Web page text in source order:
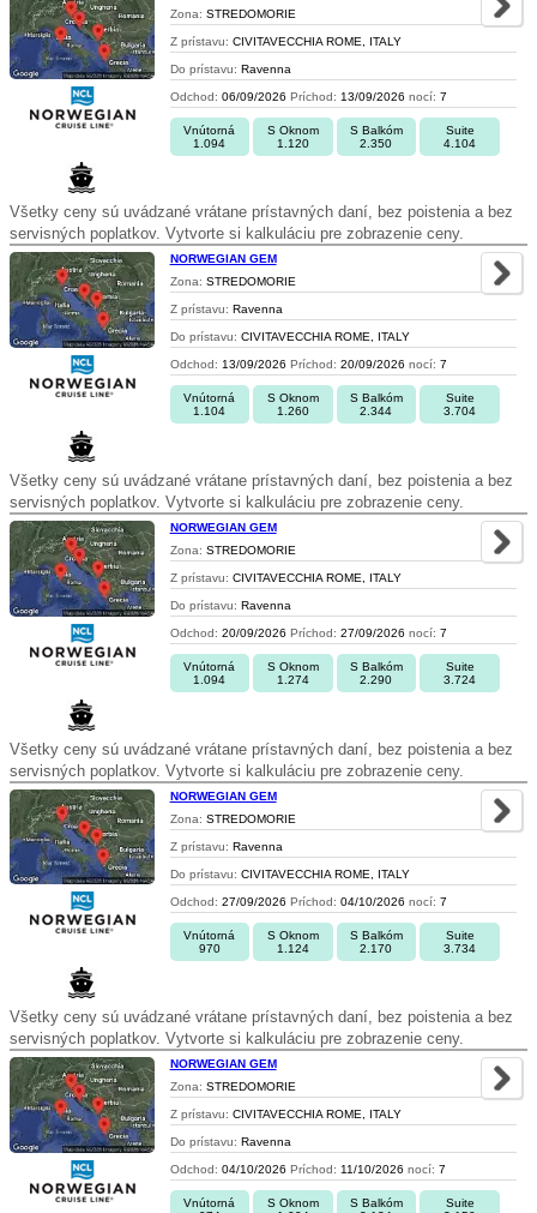
Zona: STREDOMORIE
Z prístavu: CIVITAVECCHIA ROME, ITALY
Do prístavu: Ravenna
Odchod: 06/09/2026 Príchod: 13/09/2026 nocí: 7
Vnútorná
1.094
S Oknom
1.120
S Balkóm
2.350
Suite
4.104
Všetky ceny sú uvádzané vrátane prístavných daní, bez poistenia a bez
servisných poplatkov. Vytvorte si kalkuláciu pre zobrazenie ceny.
NORWEGIAN GEM
Zona: STREDOMORIE
Z prístavu: Ravenna
Do prístavu: CIVITAVECCHIA ROME, ITALY
Odchod: 13/09/2026 Príchod: 20/09/2026 nocí: 7
Vnútorná
1.104
S Oknom
1.260
S Balkóm
2.344
Suite
3.704
Všetky ceny sú uvádzané vrátane prístavných daní, bez poistenia a bez
servisných poplatkov. Vytvorte si kalkuláciu pre zobrazenie ceny.
NORWEGIAN GEM
Zona: STREDOMORIE
Z prístavu: CIVITAVECCHIA ROME, ITALY
Do prístavu: Ravenna
Odchod: 20/09/2026 Príchod: 27/09/2026 nocí: 7
Vnútorná
1.094
S Oknom
1.274
S Balkóm
2.290
Suite
3.724
Všetky ceny sú uvádzané vrátane prístavných daní, bez poistenia a bez
servisných poplatkov. Vytvorte si kalkuláciu pre zobrazenie ceny.
NORWEGIAN GEM
Zona: STREDOMORIE
Z prístavu: Ravenna
Do prístavu: CIVITAVECCHIA ROME, ITALY
Odchod: 27/09/2026 Príchod: 04/10/2026 nocí: 7
Vnútorná
970
S Oknom
1.124
S Balkóm
2.170
Suite
3.734
Všetky ceny sú uvádzané vrátane prístavných daní, bez poistenia a bez
servisných poplatkov. Vytvorte si kalkuláciu pre zobrazenie ceny.
NORWEGIAN GEM
Zona: STREDOMORIE
Z prístavu: CIVITAVECCHIA ROME, ITALY
Do prístavu: Ravenna
Odchod: 04/10/2026 Príchod: 11/10/2026 nocí: 7
Vnútorná
S Oknom
S Balkóm
Suite